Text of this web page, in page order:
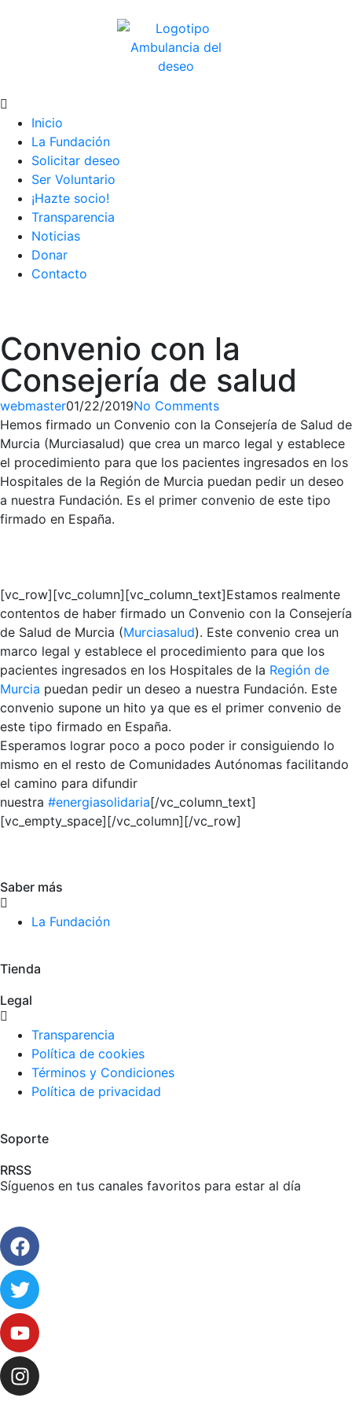
Inicio
La Fundación
Solicitar deseo
Ser Voluntario
¡Hazte socio!
Transparencia
Noticias
Donar
Contacto
Convenio con la
Consejería de salud
webmaster01/22/2019No Comments
Hemos firmado un Convenio con la Consejería de Salud de
Murcia (Murciasalud) que crea un marco legal y establece
el procedimiento para que los pacientes ingresados en los
Hospitales de la Región de Murcia puedan pedir un deseo
a nuestra Fundación. Es el primer convenio de este tipo
firmado en España.
[vc_row][vc_column][vc_column_text]Estamos realmente
contentos de haber firmado un Convenio con la Consejería
de Salud de Murcia (Murciasalud). Este convenio crea un
marco legal y establece el procedimiento para que los
pacientes ingresados en los Hospitales de la Región de
Murcia puedan pedir un deseo a nuestra Fundación. Este
convenio supone un hito ya que es el primer convenio de
este tipo firmado en España.
Esperamos lograr poco a poco poder ir consiguiendo lo
mismo en el resto de Comunidades Autónomas facilitando
el camino para difundir
nuestra #energiasolidaria[/vc_column_text]
[vc_empty_space][/vc_column][/vc_row]
Saber más
La Fundación
Tienda
Legal
Transparencia
Política de cookies
Términos y Condiciones
Política de privacidad
Soporte
RRSS
Síguenos en tus canales favoritos para estar al día